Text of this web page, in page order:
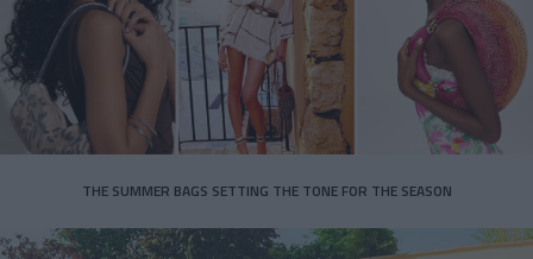
THE SUMMER BAGS SETTING THE TONE FOR THE SEASON